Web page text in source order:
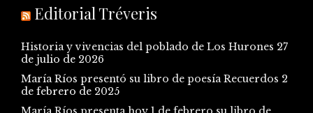
Editorial Tréveris
Historia y vivencias del poblado de Los Hurones 27
de julio de 2026
María Ríos presentó su libro de poesía Recuerdos 2
de febrero de 2025